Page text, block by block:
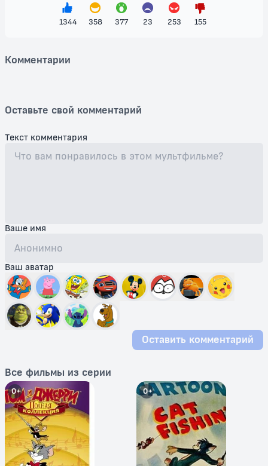
1344 358 377 23 253 155
Комментарии
Оставьте свой комментарий
Текст комментария
Ваше имя
Ваш аватар
Оставить комментарий
Все фильмы из серии
0+ 0+